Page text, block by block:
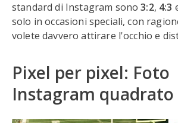
standard di Instagram sono3:2, 4:3
solo in occasioni speciali, con
volete davvero attirare l'occhio e
Pixel per pixel: Foto
Instagram quadrato